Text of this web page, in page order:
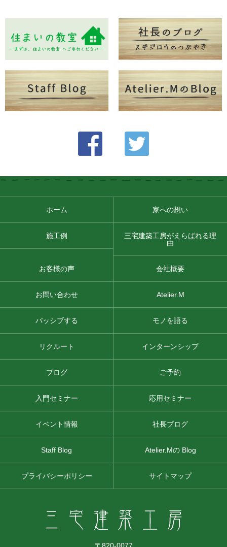
ホーム 家への想い
施工例
三宅建築工房がえらばれる理
由
お客様の声 会社概要
お問い合わせ Atelier.M
パッシブする モノを語る
リクルート インターンシップ
ブログ ご予約
入門セミナー 応用セミナー
イベント情報 社長ブログ
Staff Blog Atelier.Mの Blog
プライバシーポリシー サイトマップ